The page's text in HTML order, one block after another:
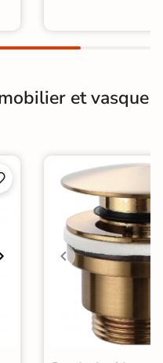
et vasque